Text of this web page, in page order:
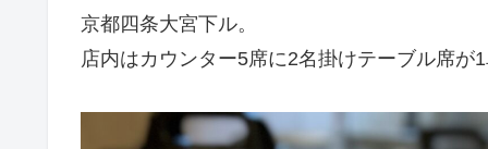
京都四条大宮下ル。
店内はカウンター5席に2名掛けテーブル席が